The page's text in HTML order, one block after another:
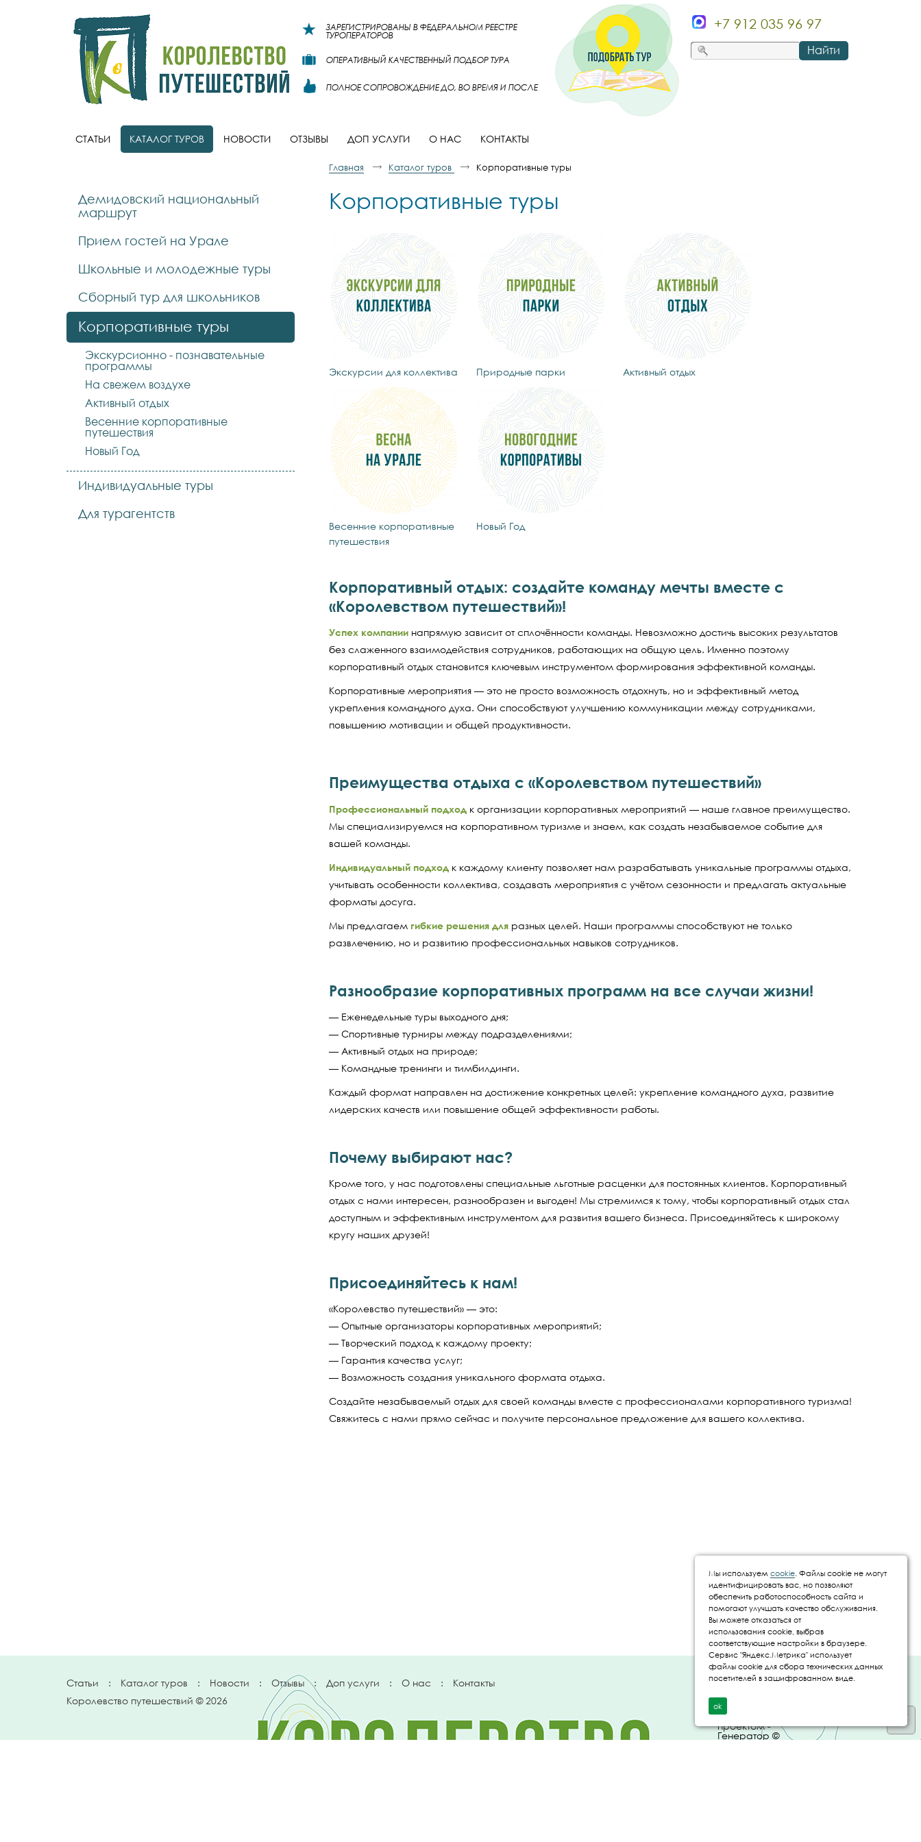
Найти
+7 912 035 96 97
ЗАРЕГИСТРИРОВАНЫ В ФЕДЕРАЛЬНОМ РЕЕСТРЕ
ТУРОПЕРАТОРОВ
ОПЕРАТИВНЫЙ КАЧЕСТВЕННЫЙ ПОДБОР ТУРА
ПОЛНОЕ СОПРОВОЖДЕНИЕ ДО, ВО ВРЕМЯ И ПОСЛЕ
СТАТЬИ КАТАЛОГ ТУРОВ НОВОСТИ ОТЗЫВЫ ДОП УСЛУГИ О НАС КОНТАКТЫ
Демидовский национальный
маршрут
Прием гостей на Урале
Школьные и молодежные туры
Сборный тур для школьников
Корпоративные туры
Экскурсионно - познавательные
программы
На свежем воздухе
Активный отдых
Весенние корпоративные
путешествия
Новый Год
Индивидуальные туры
Для турагентств
Главная Каталог туров Корпоративные туры
Корпоративные туры
Экскурсии для коллектива Природные парки Активный отдых
Весенние корпоративные
путешествия
Новый Год
Корпоративный отдых: создайте команду мечты вместе с
«Королевством путешествий»!
Успех компании напрямую зависит от сплочённости команды. Невозможно достичь высоких результатов
без слаженного взаимодействия сотрудников, работающих на общую цель. Именно поэтому
корпоративный отдых становится ключевым инструментом формирования эффективной команды.
Корпоративные мероприятия — это не просто возможность отдохнуть, но и эффективный метод
укрепления командного духа. Они способствуют улучшению коммуникации между сотрудниками,
повышению мотивации и общей продуктивности.
Преимущества отдыха с «Королевством путешествий»
Профессиональный подход к организации корпоративных мероприятий — наше главное преимущество.
Мы специализируемся на корпоративном туризме и знаем, как создать незабываемое событие для
вашей команды.
Индивидуальный подход к каждому клиенту позволяет нам разрабатывать уникальные программы отдыха,
учитывать особенности коллектива, создавать мероприятия с учётом сезонности и предлагать актуальные
форматы досуга.
Мы предлагаем гибкие решения для разных целей. Наши программы способствуют не только
развлечению, но и развитию профессиональных навыков сотрудников.
Разнообразие корпоративных программ на все случаи жизни!
— Еженедельные туры выходного дня;
— Спортивные турниры между подразделениями;
— Активный отдых на природе;
— Командные тренинги и тимбилдинги.
Каждый формат направлен на достижение конкретных целей: укрепление командного духа, развитие
лидерских качеств или повышение общей эффективности работы.
Почему выбирают нас?
Кроме того, у нас подготовлены специальные льготные расценки для постоянных клиентов. Корпоративный
отдых с нами интересен, разнообразен и выгоден! Мы стремимся к тому, чтобы корпоративный отдых стал
доступным и эффективным инструментом для развития вашего бизнеса. Присоединяйтесь к широкому
кругу наших друзей!
Присоединяйтесь к нам!
«Королевство путешествий» — это:
— Опытные организаторы корпоративных мероприятий;
— Творческий подход к каждому проекту;
— Гарантия качества услуг;
— Возможность создания уникального формата отдыха.
Создайте незабываемый отдых для своей команды вместе с профессионалами корпоративного туризма!
Свяжитесь с нами прямо сейчас и получите персональное предложение для вашего коллектива.
Статьи : Каталог туров : Новости : Отзывы : Доп услуги : О нас :
Контакты
Королевство путешествий © 2026
Создание и
- IT Panda ©
Управление
проектом -
Генератор ©
Мы используем cookie . Файлы cookie не могут
идентифицировать вас, но позволяют
обеспечить работоспособность сайта и
помогают улучшать качество обслуживания.
Вы можете отказаться от
использования cookie, выбрав
соответствующие настройки в браузере.
Сервис "Яндекс.Метрика" использует
файлы cookie для сбора технических данных
посетителей в зашифрованном виде.
ok